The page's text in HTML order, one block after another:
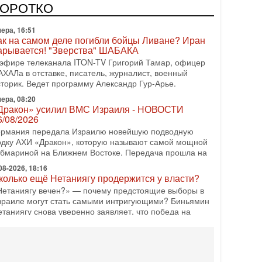
АХИ «Дракон» (Drakon), которая уже стала самой
субмариной в истории ЦАХАЛ. Но почему её
16:51
на самом деле погибли бойцы Ливане? Иран
"Зверства" ШАБАКА
телеканала ITON-TV Григорий Тамар, офицер
в отставке, писатель, журналист, военный
Ведет программу Александр Гур-Арье.
08:20
усилил ВМС Израиля - НОВОСТИ
08/2026
передала Израилю новейшую подводную
АХИ «Дракон», которую называют самой мощной
на Ближнем Востоке. Передача прошла на
2026, 18:16
ещё Нетаниягу продержится у власти?
вечен?» — почему предстоящие выборы в
могут стать самыми интригующими? Биньямин
снова уверенно заявляет, что победа на